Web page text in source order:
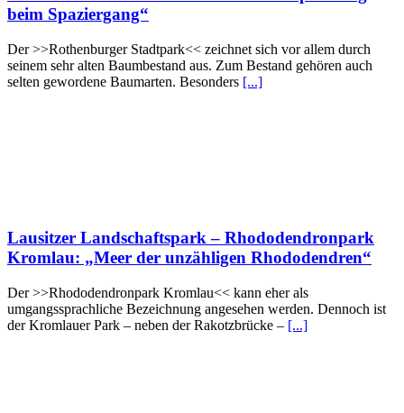
beim Spaziergang“
Der >>Rothenburger Stadtpark<< zeichnet sich vor allem durch
seinem sehr alten Baumbestand aus. Zum Bestand gehören auch
selten gewordene Baumarten. Besonders [...]
Lausitzer Landschaftspark – Rhododendronpark
Kromlau: „Meer der unzähligen Rhododendren“
Der >>Rhododendronpark Kromlau<< kann eher als
umgangssprachliche Bezeichnung angesehen werden. Dennoch ist
der Kromlauer Park – neben der Rakotzbrücke – [...]